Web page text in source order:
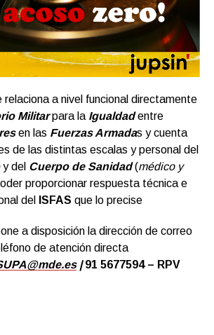
relaciona a nivel funcional directamente
Militarpara la Igualdadentre
sen las Fuerzas Armadas y cuenta
de las distintas escalas y personal del
y del Cuerpo de Sanidad(médico y
proporcionar respuesta técnica e
del
ISFAS que lo precise
a disposición la dirección de correo
de atención directa
|91 5677594 – RPV